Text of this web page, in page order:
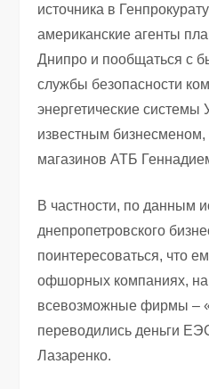
источника в
американские агенты
Днипро и пообщаться с
службы безопасности
энергетические
известным бизнесменом,
магазинов АТБ
В частности, по данным
днепропетровского
поинтересоваться, что
офшорных компаниях, на
всевозможные фирмы –
переводились деньги
Лазаренко.